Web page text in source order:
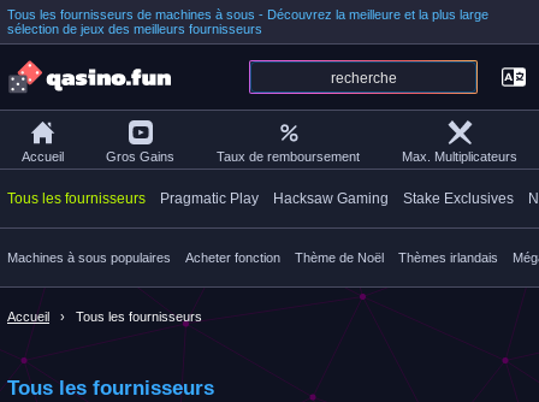
Tous les fournisseurs de machines à sous - Découvrez la meilleure et la plus large
sélection de jeux des meilleurs fournisseurs
Accueil Gros Gains Taux de remboursement Max. Multiplicateurs
Tous les fournisseurs Pragmatic Play Hacksaw Gaming Stake Exclusives
Machines à sous populaires Acheter fonction Thème de Noël Thèmes irlandais
Accueil Tous les fournisseurs
Tous les fournisseurs